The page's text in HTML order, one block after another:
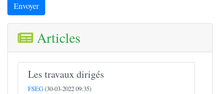
Envoyer
Articles
Les travaux dirigés
FSEG(30-03-2022 09:35)